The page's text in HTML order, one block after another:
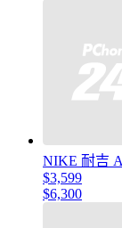
NIKE 耐吉
$3,599
$6,300